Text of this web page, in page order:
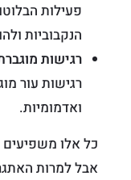
פעילות
הנקבוביות
רגישות
רגישות עור
ואדמומיות.
כל אלו
אבל למרות